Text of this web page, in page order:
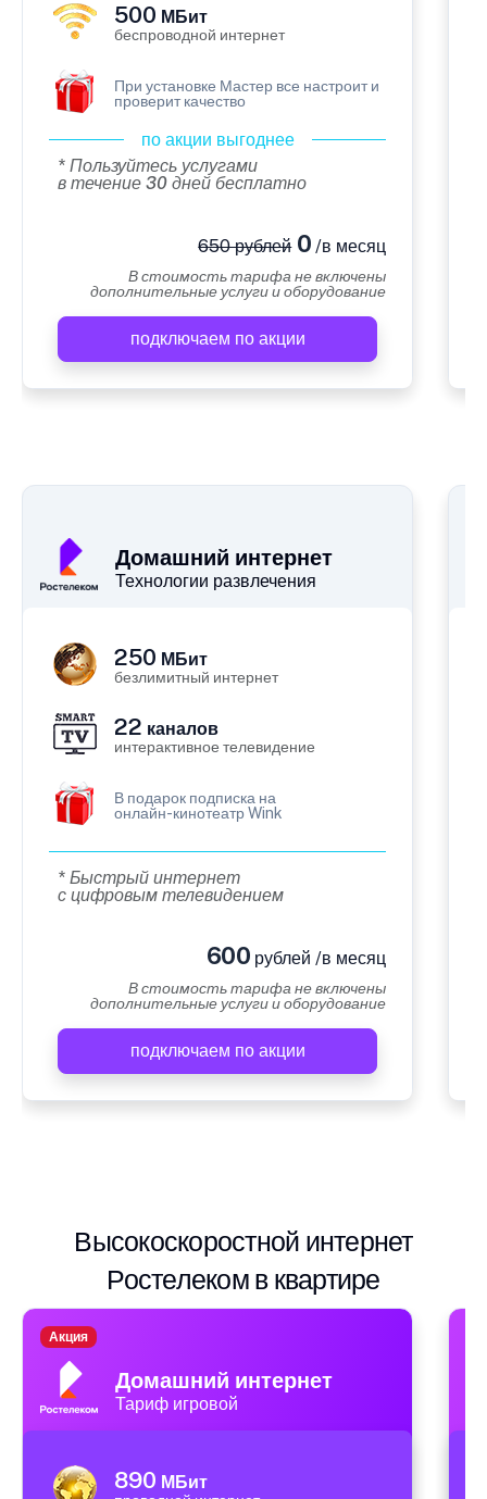
500 МБит
беспроводной интернет
При установке Мастер все настроит и
проверит качество
по акции выгоднее
* Пользуйтесь услугами
в течение 30 дней бесплатно
650 рублей0 /в месяц
В стоимость тарифа не включены
дополнительные услуги и оборудование
подключаем по акции
Домашний интернет
Технологии развлечения
250 МБит
безлимитный интернет
22 каналов
интерактивное телевидение
В подарок подписка на
онлайн-кинотеатр Wink
* Быстрый интернет
с цифровым телевидением
600 рублей /в месяц
В стоимость тарифа не включены
дополнительные услуги и оборудование
подключаем по акции
Высокоскоростной интернет
Ростелеком в квартире
Домашний интернет
Тариф игровой
Акция
890 МБит